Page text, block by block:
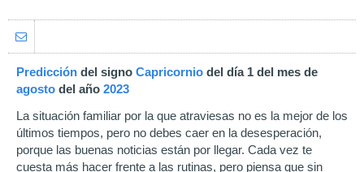
Predicción del signo Capricornio del día 1 del mes de
agosto del año 2023
La situación familiar por la que atraviesas no es la mejor de los
últimos tiempos, pero no debes caer en la desesperación,
porque las buenas noticias están por llegar. Cada vez te
cuesta más hacer frente a las rutinas, pero piensa que sin